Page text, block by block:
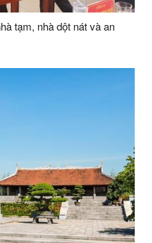
tạm, nhà dột nát và an